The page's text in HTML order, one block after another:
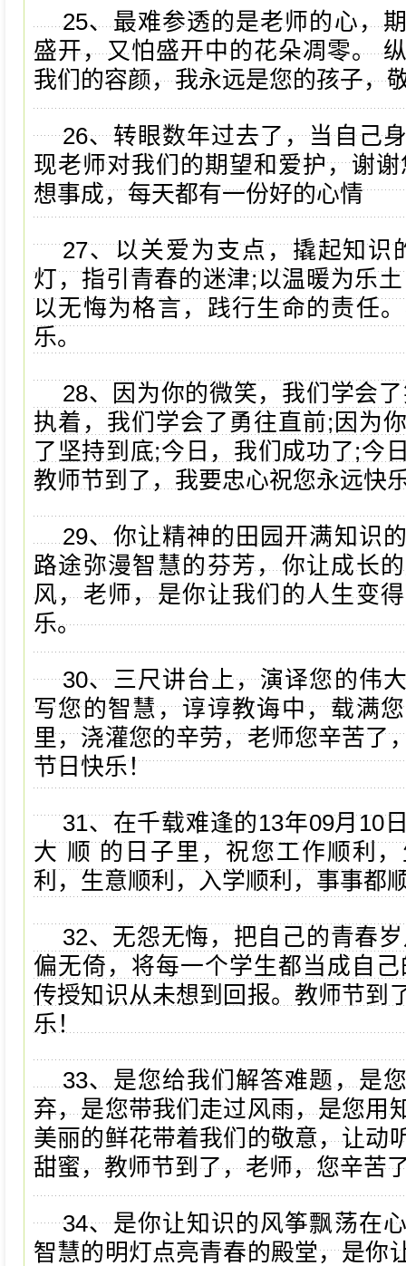
25、最难参透的是老师的心，
盛开，又怕盛开中的花朵凋零。
我们的容颜，我永远是您的孩子，
26、转眼数年过去了，当自己
现老师对我们的期望和爱护，谢
想事成，每天都有一份好的心情
27、以关爱为支点，撬起知识
灯，指引青春的迷津;以温暖为乐
以无悔为格言，践行生命的责任
乐。
28、因为你的微笑，我们学会
执着，我们学会了勇往直前;因为
了坚持到底;今日，我们成功了;今
教师节到了，我要忠心祝您永远快
29、你让精神的田园开满知识
路途弥漫智慧的芬芳，你让成长
风，老师，是你让我们的人生变
乐。
30、三尺讲台上，演译您的伟
写您的智慧，谆谆教诲中，载满
里，浇灌您的辛劳，老师您辛苦了
节日快乐！
31、在千载难逢的13年09月10
大 顺 的日子里，祝您工作顺利
利，生意顺利，入学顺利，事事都
32、无怨无悔，把自己的青春
偏无倚，将每一个学生都当成自
传授知识从未想到回报。教师节到
乐！
33、是您给我们解答难题，是
弃，是您带我们走过风雨，是您用
美丽的鲜花带着我们的敬意，让动
甜蜜，教师节到了，老师，您辛苦
34、是你让知识的风筝飘荡在
智慧的明灯点亮青春的殿堂，是你